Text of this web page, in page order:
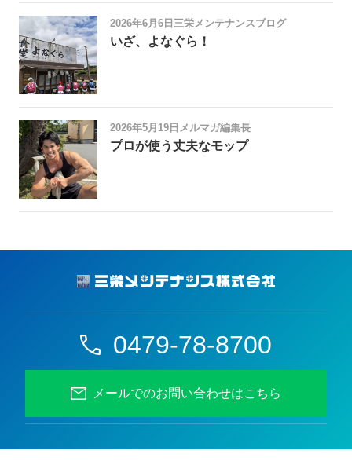
2026年6月6日 三栄メンテナンスブログ
いざ、よなぐら！
2026年5月19日 メルマガ編集長
プロが使う丈夫なモップ
0479-78-8700
メールでのお問い合わせはこちら